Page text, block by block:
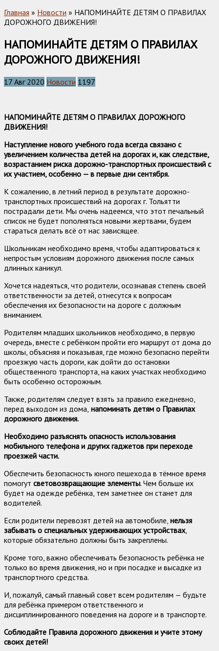
Главная » Новости » НАПОМИНАЙТЕ ДЕТЯМ О ПРАВИЛАХ
ДОРОЖНОГО ДВИЖЕНИЯ!
НАПОМИНАЙТЕ ДЕТЯМ О ПРАВИЛАХ
ДОРОЖНОГО ДВИЖЕНИЯ!
17 Авг 2020 Новости 1197
НАПОМИНАЙТЕ ДЕТЯМ О ПРАВИЛАХ ДОРОЖНОГО
ДВИЖЕНИЯ!
Наступление нового учебного года всегда связано с
увеличением количества детей на дорогах и, как следствие,
возрастанием риска дорожно-транспортных происшествий с
их участием, особенно — в первые дни сентября.
К сожалению, в летний период в результате дорожно-
транспортных происшествий на дорогах г. Тольятти
пострадали дети. Мы очень надеемся, что этот печальный
список не будет пополняться новыми жертвами, будем
стараться делать всё от нас зависящее.
Школьникам необходимо время, чтобы адаптироваться к
непростым условиям дорожного движения после самых
длинных каникул.
Хочется надеяться, что родители, осознавая степень своей
ответственности за детей, отнесутся к вопросам
обеспечения их безопасности на дороге с должным
вниманием.
Родителям младших школьников необходимо, в первую
очередь, вместе с ребёнком пройти его маршрут от дома до
школы, объясняя и показывая, где можно безопасно перейти
проезжую часть дороги, как дойти до остановки
общественного транспорта, на каких участках необходимо
быть особенно осторожным.
Также, родителям следует взять за правило ежедневно,
перед выходом из дома, напоминать детям о Правилах
дорожного движения.
Необходимо разъяснять опасность использования
мобильного телефона и других гаджетов при переходе
проезжей части.
Обеспечить безопасность юного пешехода в тёмное время
помогут световозвращающие элементы. Чем больше их
будет на одежде ребёнка, тем заметнее он станет для
водителей.
Если родители перевозят детей на автомобиле, нельзя
забывать о специальных удерживающих устройствах,
которые обязательно должны быть закреплены.
Кроме того, важно обеспечивать безопасность ребёнка не
только во время движения, но и при посадке и высадке из
транспортного средства.
И, пожалуй, самый главный совет всем родителям — будьте
для ребёнка примером ответственного и
дисциплинированного поведения на дороге и в транспорте.
Соблюдайте Правила дорожного движения и учите этому
своих детей!